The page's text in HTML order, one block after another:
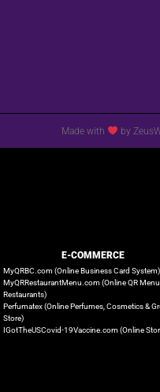
Made with by
E-COMMERCE
MyQRBC.com (Online Business Card System)
MyQRRestaurantMenu.com (Online QR
Restaurants)
Perfumatex (Online Perfumes, Cosmetics &
Store)
IGotTheUSCovid-19Vaccine.com (Online